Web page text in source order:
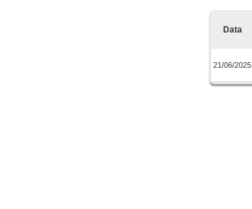
Data
21/06/2025